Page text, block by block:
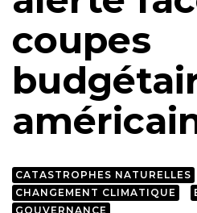
coupes
CATASTROPHES NATURELLES
CHANGEMENT CLIMATIQUE
GOUVERNANCE